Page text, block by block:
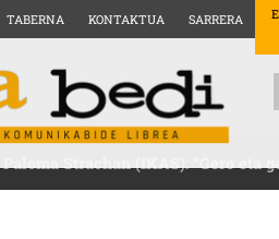
TABERNA KONTAKTUA SARRERA
Paloma Strachan (IKAS): “Gero